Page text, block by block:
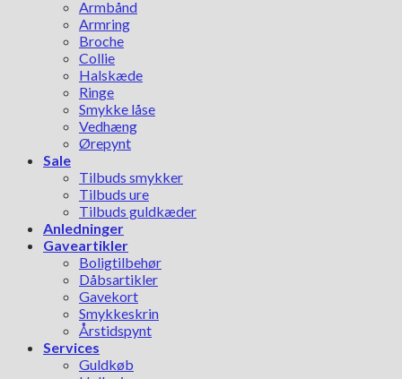
Armbånd
Armring
Broche
Collie
Halskæde
Ringe
Smykke låse
Vedhæng
Ørepynt
Sale
Tilbuds smykker
Tilbuds ure
Tilbuds guldkæder
Anledninger
Gaveartikler
Boligtilbehør
Dåbsartikler
Gavekort
Smykkeskrin
Årstidspynt
Services
Guldkøb